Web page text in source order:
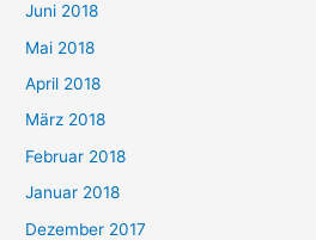
Juni 2018
Mai 2018
April 2018
März 2018
Februar 2018
Januar 2018
Dezember 2017